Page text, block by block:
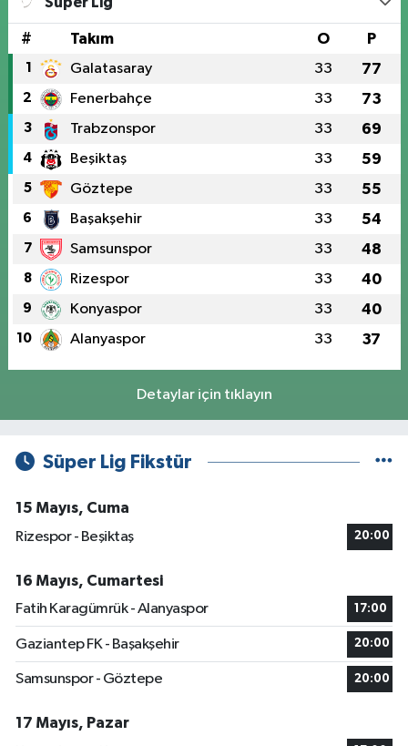
# Takım O P
1 Galatasaray 33 77
2 Fenerbahçe 33 73
3 Trabzonspor 33 69
4 Beşiktaş 33 59
5 Göztepe 33 55
6 Başakşehir 33 54
7 Samsunspor 33 48
8 Rizespor 33 40
9 Konyaspor 33 40
10 Alanyaspor 33 37
Detaylar için tıklayın
Süper Lig Fikstür
15 Mayıs, Cuma
Rizespor - Beşiktaş
20:00
16 Mayıs, Cumartesi
Fatih Karagümrük - Alanyaspor
17:00
Gaziantep FK - Başakşehir 20:00
Samsunspor - Göztepe 20:00
17 Mayıs, Pazar